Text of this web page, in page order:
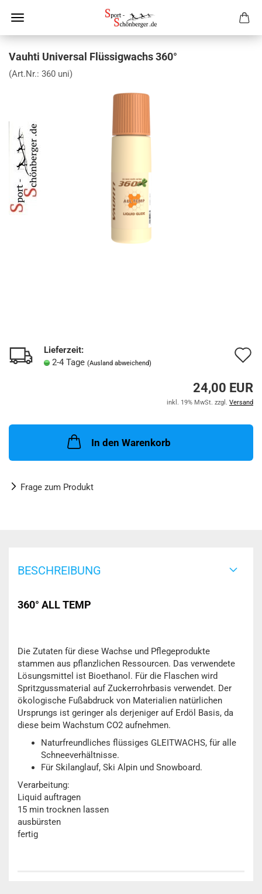
Vauhti Universal Flüssigwachs 360°
(Art.Nr.: 360 uni)
Lieferzeit:
2-4 Tage (Ausland abweichend)
24,00 EUR
inkl. 19% MwSt. zzgl. Versand
In den Warenkorb
Frage zum Produkt
BESCHREIBUNG
360° ALL TEMP
Die Zutaten für diese Wachse und Pflegeprodukte
stammen aus pflanzlichen Ressourcen. Das verwendete
Lösungsmittel ist Bioethanol. Für die Flaschen wird
Spritzgussmaterial auf Zuckerrohrbasis verwendet. Der
ökologische Fußabdruck von Materialien natürlichen
Ursprungs ist geringer als derjeniger auf Erdöl Basis, da
diese beim Wachstum CO2 aufnehmen.
Naturfreundliches flüssiges GLEITWACHS, für alle
Schneeverhältnisse.
Für Skilanglauf, Ski Alpin und Snowboard.
Verarbeitung:
Liquid auftragen
15 min trocknen lassen
ausbürsten
fertig